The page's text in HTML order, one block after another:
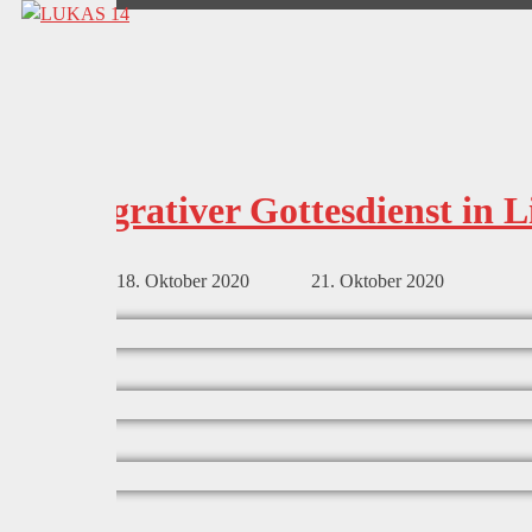
Integrativer Gottesdienst in
18. Oktober 2020 21. Oktober 2020